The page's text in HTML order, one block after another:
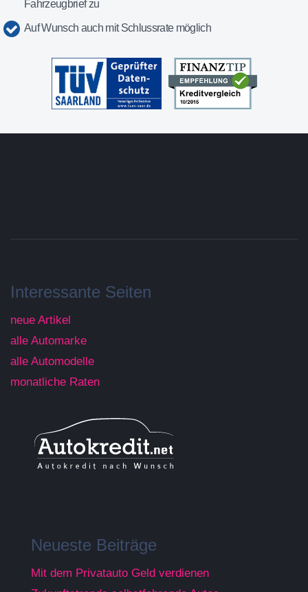
Fahrzeugbrief zu
Auf Wunsch auch mit Schlussrate möglich
Interessante Seiten
neue Artikel
alle Automarke
alle Automodelle
monatliche Raten
Neueste Beiträge
Mit dem Privatauto Geld verdienen